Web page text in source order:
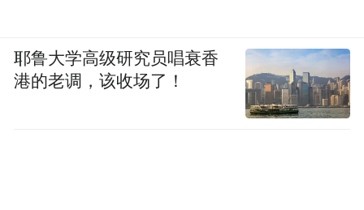
耶鲁大学高级研究员唱衰香
港的老调，该收场了！